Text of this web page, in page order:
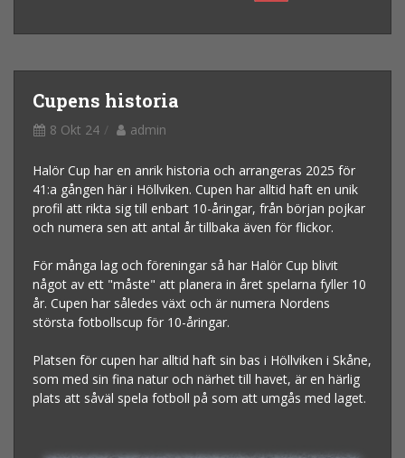
Cupens historia
8 Okt 24 admin
Halör Cup har en anrik historia och arrangeras 2025 för
41:a gången här i Höllviken. Cupen har alltid haft en unik
profil att rikta sig till enbart 10-åringar, från början pojkar
och numera sen att antal år tillbaka även för flickor.
För många lag och föreningar så har Halör Cup blivit
något av ett "måste" att planera in året spelarna fyller 10
år. Cupen har således växt och är numera Nordens
största fotbollscup för 10-åringar.
Platsen för cupen har alltid haft sin bas i Höllviken i Skåne,
som med sin fina natur och närhet till havet, är en härlig
plats att såväl spela fotboll på som att umgås med laget.